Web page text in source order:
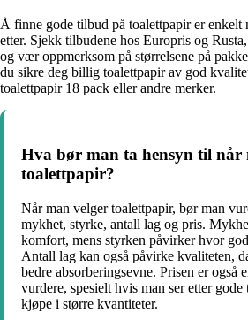
Å finne gode tilbud på toalettpapir er enkelt
etter. Sjekk tilbudene hos Europris og
og vær oppmerksom på størrelsene på
du sikre deg billig toalettpapir av god
toalettpapir 18 pack eller andre merker.
Hva bør man ta hensyn til når
toalettpapir?
Når man velger toalettpapir, bør man
mykhet, styrke, antall lag og pris.
komfort, mens styrken påvirker hvor
Antall lag kan også påvirke kvaliteten,
bedre absorberingsevne. Prisen er også
vurdere, spesielt hvis man ser etter
kjøpe i større kvantiteter.